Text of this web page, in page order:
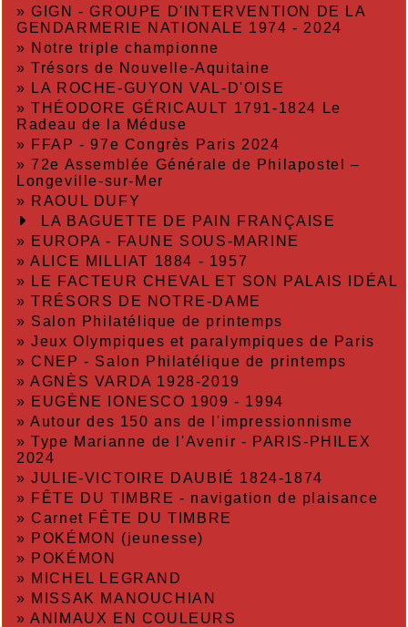
»GIGN - GROUPE D'INTERVENTION DE LA
GENDARMERIE NATIONALE 1974 - 2024
» Notre triple championne
»Trésors de Nouvelle-Aquitaine
» LA ROCHE-GUYON VAL-D'OISE
»THÉODORE GÉRICAULT 1791-1824 Le
Radeau de la Méduse
» FFAP - 97e Congrès Paris 2024
»72e Assemblée Générale de Philapostel –
Longeville-sur-Mer
» RAOUL DUFY
LA BAGUETTE DE PAIN FRANÇAISE
» EUROPA - FAUNE SOUS-MARINE
»ALICE MILLIAT 1884 - 1957
» LE FACTEUR CHEVAL ET SON PALAIS IDÉAL
»TRÉSORS DE NOTRE-DAME
» Salon Philatélique de printemps
»Jeux Olympiques et paralympiques de Paris
»CNEP - Salon Philatélique de printemps
»AGNÈS VARDA 1928-2019
» EUGÈNE IONESCO 1909 - 1994
»Autour des 150 ans de l'impressionnisme
»Type Marianne de l'Avenir - PARIS-PHILEX
2024
»JULIE-VICTOIRE DAUBIÉ 1824-1874
» FÊTE DU TIMBRE - navigation de plaisance
»Carnet FÊTE DU TIMBRE
» POKÉMON (jeunesse)
» POKÉMON
» MICHEL LEGRAND
» MISSAK MANOUCHIAN
»ANIMAUX EN COULEURS